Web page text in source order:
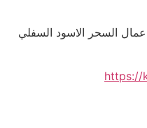
السحر الاسود السفلي
https://